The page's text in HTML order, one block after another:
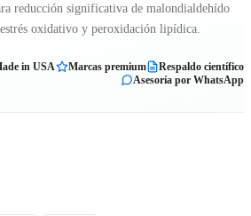
reducción significativa de malondialdehído
oxidativo y peroxidación lipídica.
in USA Marcas premium
Respaldo científico
Asesoría por WhatsApp